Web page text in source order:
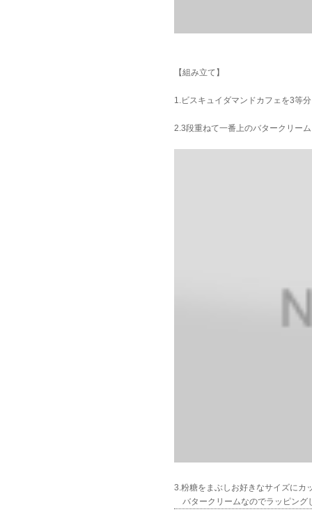
【組み立て】
1.ビスキュイダマンドカフェを3等
2.3段重ねて一番上のバタークリー
3.粉糖をまぶしお好きなサイズにカ
バタークリームなのでラッピング